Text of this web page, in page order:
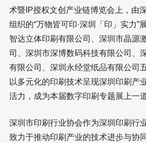
术暨IP授权文创产业链博览会上，由
组织的“万物皆可印·深圳「印」实力”
智达立体印刷有限公司、深圳市晶源
司、深圳市深博数码科技有限公司、
有限公司、深圳永经堂纸品有限公司
以多元化的印刷技术呈现深圳印刷产
活力，成为本届数字印刷专题展上一
深圳市印刷行业协会作为深圳印刷行
致力于推动印刷产业的技术进步与协